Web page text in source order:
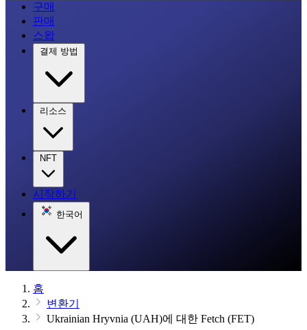
구매
판매
스왑
결제 방법
리소스
NFT
시작하기
한국어
홈
변환기
Ukrainian Hryvnia (UAH)에 대한 Fetch (FET)